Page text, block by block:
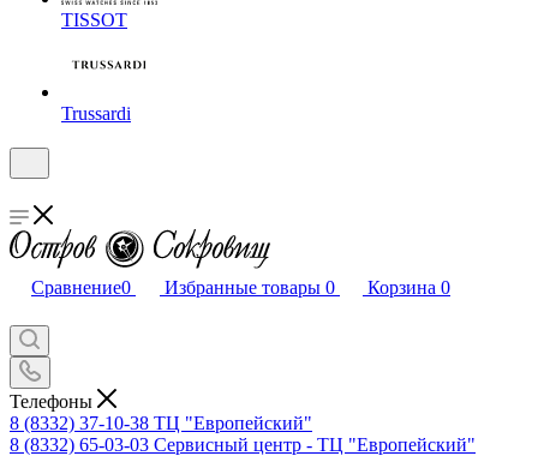
TISSOT
Trussardi
Сравнение0 Избранные товары 0 Корзина 0
Телефоны
8 (8332) 37-10-38 ТЦ "Европейский"
8 (8332) 65-03-03 Сервисный центр - ТЦ "Европейский"